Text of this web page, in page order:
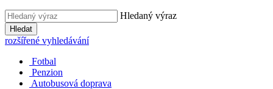
Hledaný výraz
Hledat
rozšířené vyhledávání
Fotbal
Penzion
Autobusová doprava